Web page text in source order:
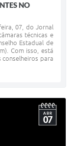
NO
07, do Jornal
técnicas e
Estadual de
Com isso, está
para
ABR
07